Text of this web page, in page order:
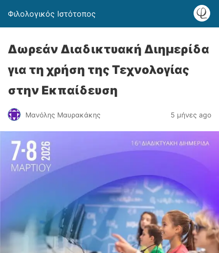
Φιλολογικός Ιστότοπος
Δωρεάν Διαδικτυακή Διημερίδα
για τη χρήση της Τεχνολογίας
στην Εκπαίδευση
Μανόλης Μαυρακάκης 5 μήνες ago